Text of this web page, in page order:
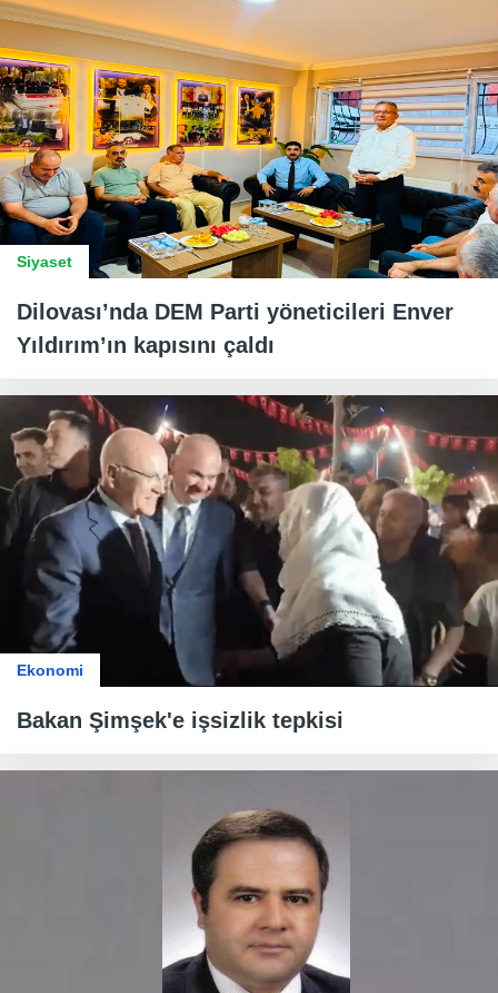
Siyaset
Dilovası’nda DEM Parti yöneticileri Enver
Yıldırım’ın kapısını çaldı
Ekonomi
Bakan Şimşek'e işsizlik tepkisi